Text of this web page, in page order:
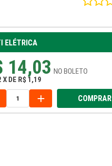
ELÉTRICA
14,03 NOBOLETO
X DE R$ 1,19
+ COMPRAR